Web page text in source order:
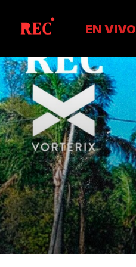
EN VIVO